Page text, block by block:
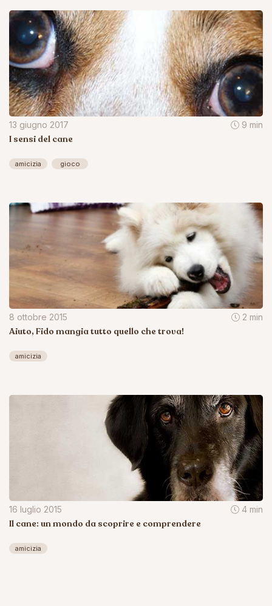
13 giugno 2017 9 min
I sensi del cane
amicizia gioco
8 ottobre 2015 2 min
Aiuto, Fido mangia tutto quello che trova!
amicizia
16 luglio 2015 4 min
Il cane: un mondo da scoprire e comprendere
amicizia